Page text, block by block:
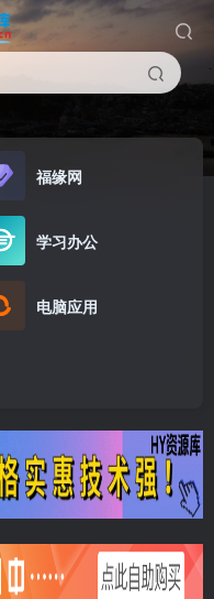
福缘网
学习办公
电脑应用